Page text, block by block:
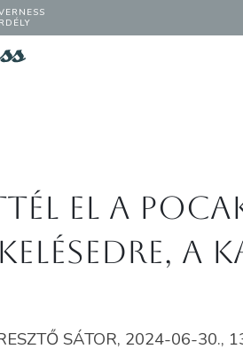
el a
a
SÁTOR, 2024-06-30.,